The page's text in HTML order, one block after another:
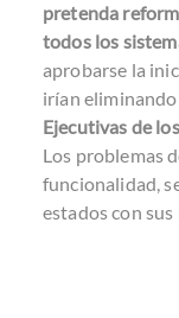
pretenda
todos los
aprobarse la
irían
Ejecutivas de
Los problemas
funcionalidad,
estados con